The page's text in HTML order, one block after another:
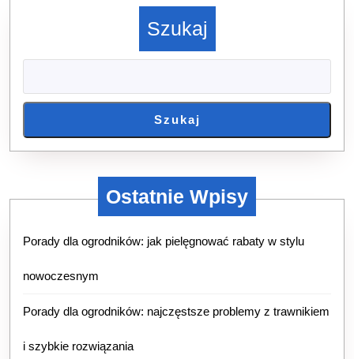
Szukaj
Szukaj
Ostatnie Wpisy
Porady dla ogrodników: jak pielęgnować rabaty w stylu
nowoczesnym
Porady dla ogrodników: najczęstsze problemy z trawnikiem
i szybkie rozwiązania